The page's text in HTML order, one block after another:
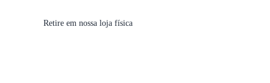
Retire em nossa loja física